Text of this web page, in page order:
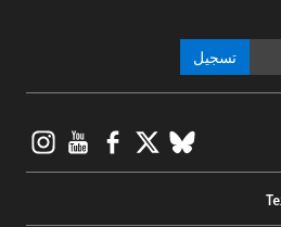
تسجيل
BlueSky
X